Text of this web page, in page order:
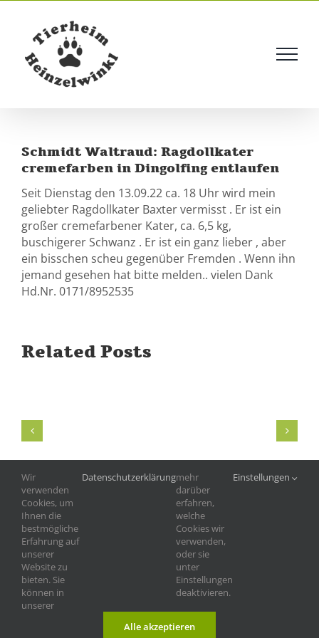
content
Schmidt Waltraud: Ragdollkater
cremefarben in Dingolfing entlaufen
Seit Dienstag den 13.09.22 ca. 18 Uhr wird mein
geliebter Ragdollkater Baxter vermisst . Er ist ein
großer cremefarbener Kater, ca. 6,5 kg,
buschigerer Schwanz . Er ist ein ganz lieber , aber
ein bisschen scheu gegenüber Fremden . Wenn ihn
jemand gesehen hat bitte melden.. vielen Dank
Hd.Nr. 0171/8952535
Related Posts
Umgebung e.V.
Wir
verwenden
Cookies, um
Ihnen die
bestmögliche
Erfahrung auf
unserer
Website zu
bieten. Sie
können in
unserer
Datenschutzerklärungmehr
darüber
erfahren,
welche
Cookies wir
verwenden,
oder sie
unter
Einstellungen
deaktivieren.
Einstellungen
Alle akzeptieren